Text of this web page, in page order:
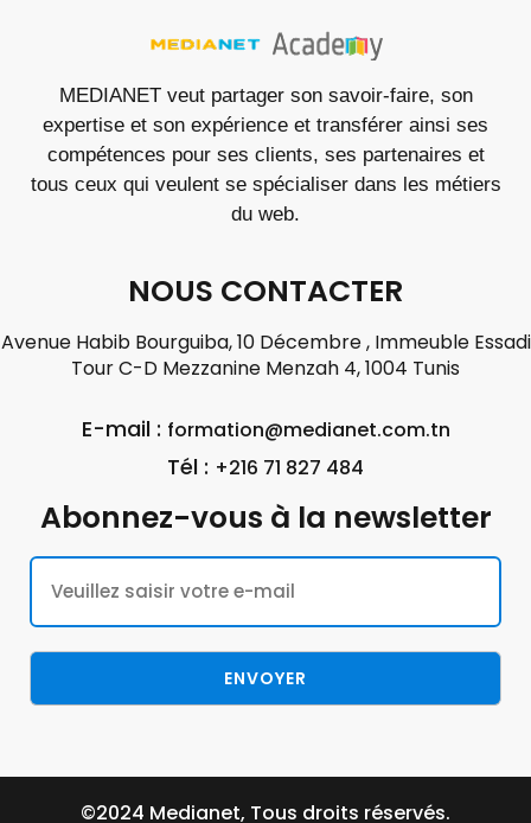
MEDIANET veut partager son savoir-faire, son
expertise et son expérience et transférer ainsi ses
compétences pour ses clients, ses partenaires et
tous ceux qui veulent se spécialiser dans les métiers
du web.
NOUS CONTACTER
Avenue Habib Bourguiba, 10 Décembre , Immeuble Essadi
Tour C-D Mezzanine Menzah 4, 1004 Tunis
E-mail : formation@medianet.com.tn
Tél : +216 71 827 484
Abonnez-vous à la newsletter
©2024 Medianet, Tous droits réservés.